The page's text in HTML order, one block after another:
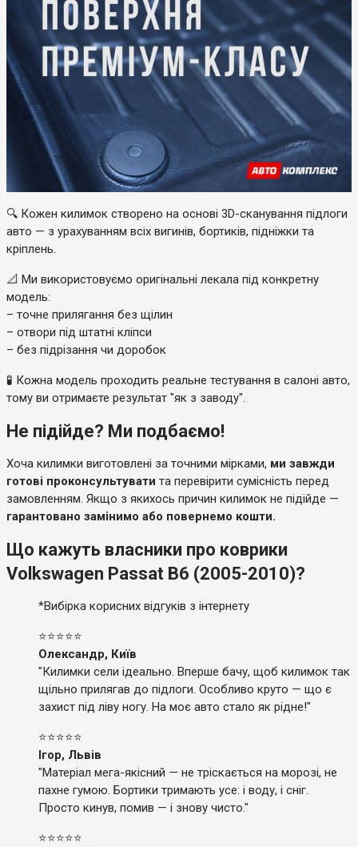
🔍 Кожен килимок створено на основі 3D-сканування підлоги
авто — з урахуванням всіх вигинів, бортиків, підніжки та
кріплень.
📐 Ми використовуємо оригінальні лекала під конкретну
модель:
– точне прилягання без щілин
– отвори під штатні кліпси
– без підрізання чи доробок
🧪 Кожна модель проходить реальне тестування в салоні авто,
тому ви отримаєте результат "як з заводу".
Не підійде? Ми подбаємо!
Хоча килимки виготовлені за точними мірками, ми завжди
готові проконсультувати та перевірити сумісність перед
замовленням. Якщо з якихось причин килимок не підійде —
гарантовано замінимо або повернемо кошти.
Що кажуть власники про коврики
Volkswagen Passat B6 (2005-2010)?
*Вибірка корисних відгуків з інтернету
⭐⭐⭐⭐⭐
Олександр, Київ
"Килимки сели ідеально. Вперше бачу, щоб килимок так
щільно прилягав до підлоги. Особливо круто — що є
захист під ліву ногу. На моє авто стало як рідне!"
⭐⭐⭐⭐⭐
Ігор, Львів
"Матеріал мега-якісний — не тріскається на морозі, не
пахне гумою. Бортики тримають усе: і воду, і сніг.
Просто кинув, помив — і знову чисто."
⭐⭐⭐⭐⭐